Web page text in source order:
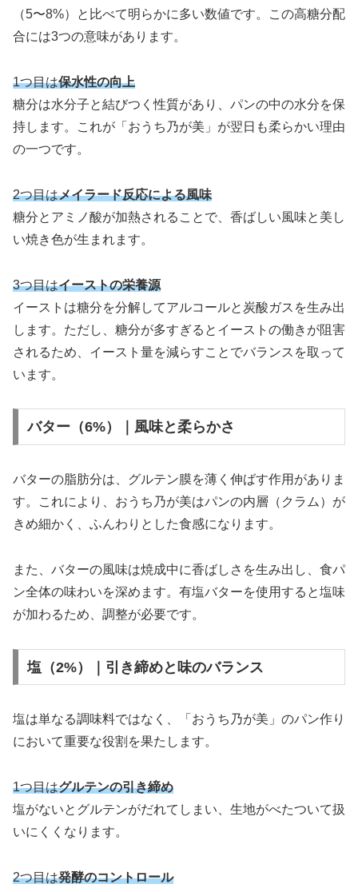
（5〜8%）と比べて明らかに多い数値です。この高糖分配
合には3つの意味があります。
1つ目は保水性の向上
糖分は水分子と結びつく性質があり、パンの中の水分を保
持します。これが「おうち乃が美」が翌日も柔らかい理由
の一つです。
2つ目はメイラード反応による風味
糖分とアミノ酸が加熱されることで、香ばしい風味と美し
い焼き色が生まれます。
3つ目はイーストの栄養源
イーストは糖分を分解してアルコールと炭酸ガスを生み出
します。ただし、糖分が多すぎるとイーストの働きが阻害
されるため、イースト量を減らすことでバランスを取って
います。
バター（6%）｜風味と柔らかさ
バターの脂肪分は、グルテン膜を薄く伸ばす作用がありま
す。これにより、おうち乃が美はパンの内層（クラム）が
きめ細かく、ふんわりとした食感になります。
また、バターの風味は焼成中に香ばしさを生み出し、食パ
ン全体の味わいを深めます。有塩バターを使用すると塩味
が加わるため、調整が必要です。
塩（2%）｜引き締めと味のバランス
塩は単なる調味料ではなく、「おうち乃が美」のパン作り
において重要な役割を果たします。
1つ目はグルテンの引き締め
塩がないとグルテンがだれてしまい、生地がべたついて扱
いにくくなります。
2つ目は発酵のコントロール